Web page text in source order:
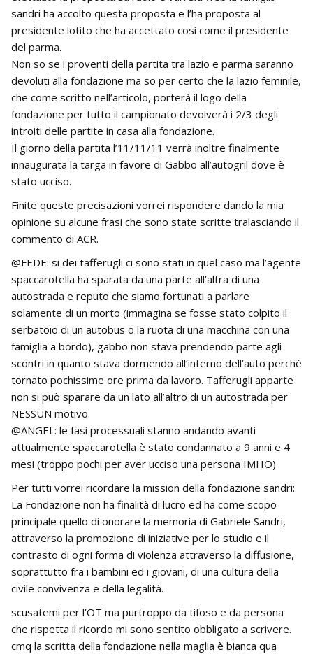
sandri ha accolto questa proposta e l’ha proposta al
presidente lotito che ha accettato così come il presidente
del parma.
Non so se i proventi della partita tra lazio e parma saranno
devoluti alla fondazione ma so per certo che la lazio feminile,
che come scritto nell’articolo, porterà il logo della
fondazione per tutto il campionato devolverà i 2/3 degli
introiti delle partite in casa alla fondazione.
Il giorno della partita l’11/11/11 verrà inoltre finalmente
innaugurata la targa in favore di Gabbo all’autogril dove è
stato ucciso.
Finite queste precisazioni vorrei rispondere dando la mia
opinione su alcune frasi che sono state scritte tralasciando il
commento di ACR.
@FEDE: si dei tafferugli ci sono stati in quel caso ma l’agente
spaccarotella ha sparata da una parte all’altra di una
autostrada e reputo che siamo fortunati a parlare
solamente di un morto (immagina se fosse stato colpito il
serbatoio di un autobus o la ruota di una macchina con una
famiglia a bordo), gabbo non stava prendendo parte agli
scontri in quanto stava dormendo all’interno dell’auto perchè
tornato pochissime ore prima da lavoro. Tafferugli apparte
non si può sparare da un lato all’altro di un autostrada per
NESSUN motivo.
@ANGEL: le fasi processuali stanno andando avanti
attualmente spaccarotella è stato condannato a 9 anni e 4
mesi (troppo pochi per aver ucciso una persona IMHO)
Per tutti vorrei ricordare la mission della fondazione sandri:
La Fondazione non ha finalità di lucro ed ha come scopo
principale quello di onorare la memoria di Gabriele Sandri,
attraverso la promozione di iniziative per lo studio e il
contrasto di ogni forma di violenza attraverso la diffusione,
soprattutto fra i bambini ed i giovani, di una cultura della
civile convivenza e della legalità.
scusatemi per l’OT ma purtroppo da tifoso e da persona
che rispetta il ricordo mi sono sentito obbligato a scrivere.
cmq la scritta della fondazione nella maglia è bianca qua